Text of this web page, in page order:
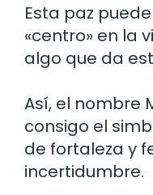
Esta paz
«centro» en la
algo que da
Así, el nombre
consigo el
de fortaleza y
incertidumbre.